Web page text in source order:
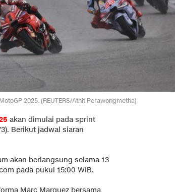
2025. (REUTERS/Athit Perawongmetha)
akan dimulai pada sprint
Berikut jadwal siaran
akan berlangsung selama 13
pada pukul 15:00 WIB.
Marc Marquez bersama